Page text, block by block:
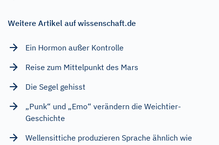
Weitere Artikel auf wissenschaft.de
Ein Hormon außer Kontrolle
Reise zum Mittelpunkt des Mars
Die Segel gehisst
„Punk“ und „Emo“ verändern die Weichtier-
Geschichte
Wellensittiche produzieren Sprache ähnlich wie